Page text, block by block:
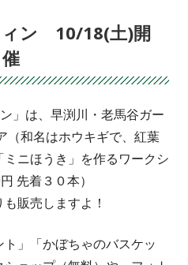
ィン 10/18(土)開
催
」は、早渕川・老馬谷ガー
（和名はホウキギで、紅葉
ニほうき」を作るワークシ
先着３０本）
販売しますよ！
」「かぼちゃのバスケッ